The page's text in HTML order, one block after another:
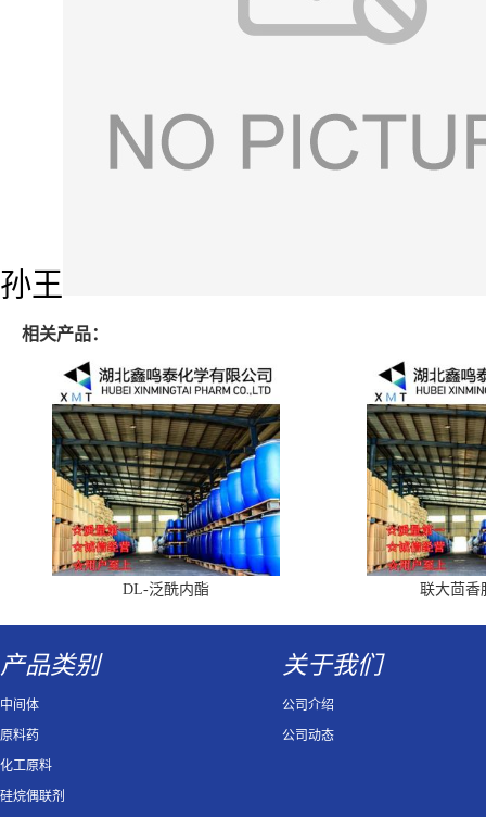
孙王
相关产品：
DL-泛酰内酯 联大茴香
产品类别
中间体
原料药
化工原料
硅烷偶联剂
关于我们
公司介绍
公司动态